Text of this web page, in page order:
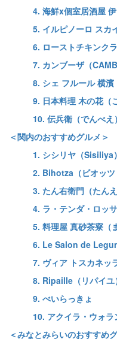
4. 海鮮x個室居酒屋
5. イルピノーロ スカ
6. ローストチキンク
7. カンブーザ（
8. シェ フルール 横濱
9. 日本料理 木の花（
10. 伝兵衛（でんべえ）
＜関内のおすすめグルメ＞
1. シシリヤ（Sisiliya）
2. Bihotza（ビオッツ
3. たん右衛門（たんえ
4. ラ・テンダ・ロッ
5. 料理屋 真砂茶寮（
6. Le Salon de
7. ヴィア トスカネッ
8. Ripaille（リパイユ
9. べいらっきょ
10. アクイラ・ウォラ
＜みなとみらいのおすすめ